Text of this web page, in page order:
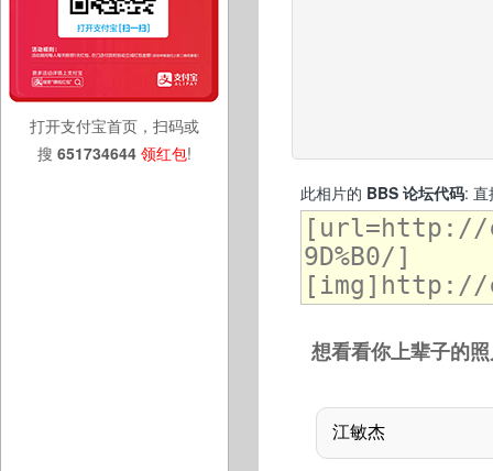
打开支付宝首页，扫码或
搜 651734644 领红包!
此相片的 BBS 论坛代码: 直
想看看你上辈子的